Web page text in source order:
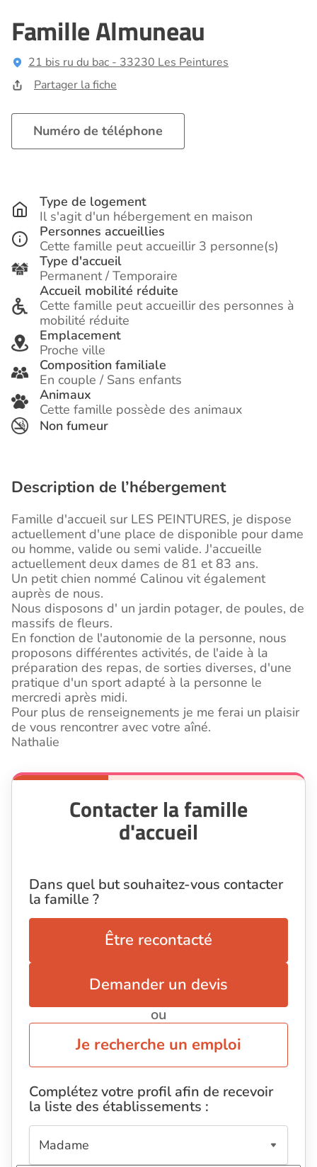
Famille Almuneau
21 bis ru du bac - 33230 Les Peintures
Partager la fiche
Numéro de téléphone
Type de logement
Il s'agit d'un hébergement en maison
Personnes accueillies
Cette famille peut accueillir 3 personne(s)
Type d'accueil
Permanent / Temporaire
Accueil mobilité réduite
Cette famille peut accueillir des personnes à
mobilité réduite
Emplacement
Proche ville
Composition familiale
En couple / Sans enfants
Animaux
Cette famille possède des animaux
Non fumeur
Description de l’hébergement
Famille d'accueil sur LES PEINTURES, je dispose
actuellement d'une place de disponible pour dame
ou homme, valide ou semi valide. J'accueille
actuellement deux dames de 81 et 83 ans.
Un petit chien nommé Calinou vit également
auprès de nous.
Nous disposons d' un jardin potager, de poules, de
massifs de fleurs.
En fonction de l'autonomie de la personne, nous
proposons différentes activités, de l'aide à la
préparation des repas, de sorties diverses, d'une
pratique d'un sport adapté à la personne le
mercredi après midi.
Pour plus de renseignements je me ferai un plaisir
de vous rencontrer avec votre aîné.
Nathalie
Contacter la famille
d'accueil
Dans quel but souhaitez-vous contacter
la famille ?
Être recontacté
Demander un devis
ou
Je recherche un emploi
Complétez votre profil afin de recevoir
la liste des établissements :